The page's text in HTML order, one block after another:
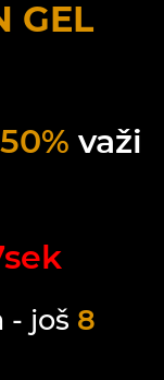
GEL
važi
sek
- još 8